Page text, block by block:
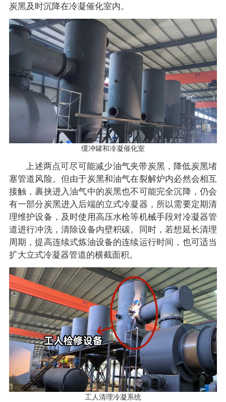
炭黑及时沉降在冷凝催化室内。
缓冲罐和冷凝催化室
上述两点可尽可能减少油气夹带炭黑，降低炭黑堵
塞管道风险。但由于炭黑和油气在裂解炉内必然会相互
接触，裹挟进入油气中的炭黑也不可能完全沉降，仍会
有一部分炭黑进入后端的立式冷凝器，所以需要定期清
理维护设备，及时使用高压水枪等机械手段对冷凝器管
道进行冲洗，清除设备内壁积碳。同时，若想延长清理
周期，提高连续式炼油设备的连续运行时间，也可适当
扩大立式冷凝器管道的横截面积。
工人清理冷凝系统